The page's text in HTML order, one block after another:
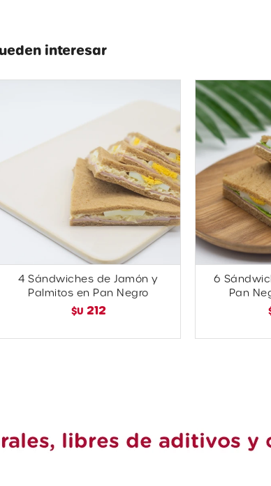
interesar
4 Sándwiches de Jamón y
Palmitos en Pan Negro
$U 212
6
Pan